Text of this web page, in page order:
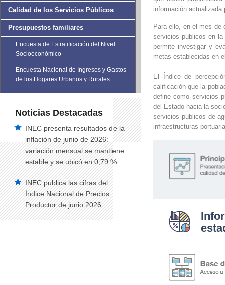
Calidad de los Servicios Públicos
Presupuestos familiares
Encuesta de Estratificación del Nivel
Socioeconómico
Encuesta Nacional de Ingresos y Gastos
de los Hogares Urbanos y Rurales
Encuesta Nacional de Alquileres-
ENALQUI
Violencia de Género
Encuesta Nacional de Condiciones de
Vida de la Población LGBTI+
Trabajo Infantil
Condiciones de vida
Encuesta de Condiciones de Vida (ECV)
Encuesta de Salud y Bienestar del Adulto
Noticias Destacadas
INEC presenta resultados de la
inflación de junio de 2026:
variación mensual se mantiene
estable y se ubicó en 0,79 %
INEC publica las cifras del
Índice Nacional de Precios
Productor de junio 2026
información
Para ello, en el mes de
servicios públicos en la
permite investigar y
metas establecidas en
El Índice de
calificación que la
define como servicios
del Estado hacia la
servicios públicos de
infraestructuras